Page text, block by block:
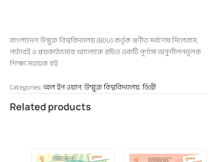
বাংলাদেশ উন্মুক্ত বিশ্ববিদ্যালয় (BOU) কর্তৃক প্রণীত সর্বশেষ সিলেবাস,
পাঠ্যবই ও প্রশ্নকাঠামোর আলোকে রচিত একটি পূর্ণাঙ্গ অনুশীলনমূলক
শিক্ষা সহায়ক বই
Categories:অল ইন ওয়ান,উম্মুক্ত বিশ্ববিদ্যালয়,ডিগ্রী
Related products